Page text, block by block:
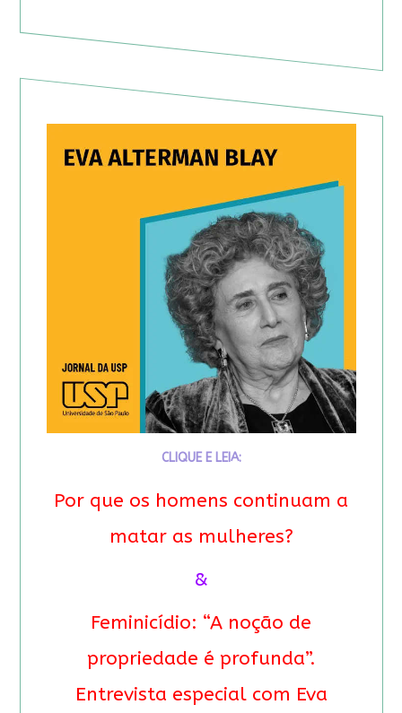
CLIQUE E LEIA:
Por que os homens continuam a
matar as mulheres?
&
Feminicídio: “A noção de
propriedade é profunda”.
Entrevista especial com Eva